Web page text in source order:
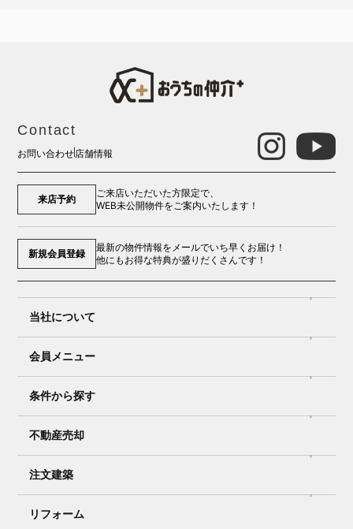
Contact
お問い合わせ店舗情報
来店予約
ご来店いただいた方限定で、
WEB未公開物件をご案内いたします！
新規会員登録
最新の物件情報をメールでいち早くお届け！
他にもお得な特典が盛りだくさんです！
当社について
会員メニュー
条件から探す
不動産売却
注文建築
リフォーム